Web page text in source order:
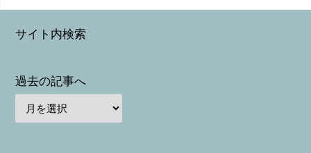
サイト内検索
過去の記事へ